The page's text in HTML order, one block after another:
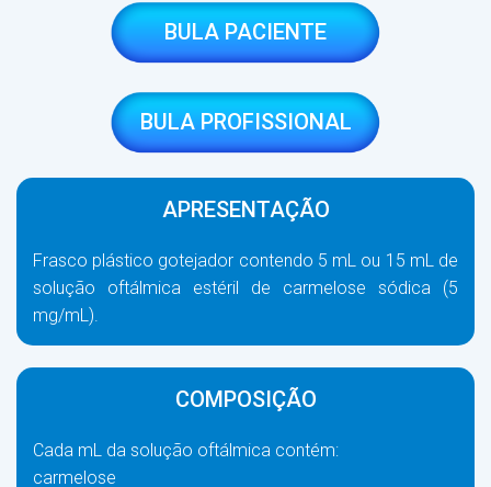
BULA PACIENTE
BULA PROFISSIONAL
APRESENTAÇÃO
Frasco plástico gotejador contendo 5 mL ou 15 mL de
solução oftálmica estéril de carmelose sódica (5
mg/mL).
COMPOSIÇÃO
Cada mL da solução oftálmica contém:
carmelose